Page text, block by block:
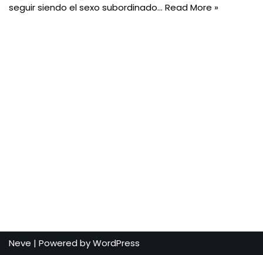
seguir siendo el sexo subordinado… Read More »
Neve | Powered byWordPress